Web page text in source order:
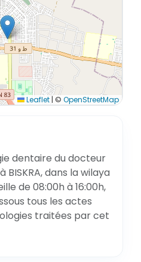
Leaflet | © OpenStreetMap
dentaire du docteur
BISKRA, dans la wilaya
de 08:00h à 16:00h,
tous les actes
traitées par cet